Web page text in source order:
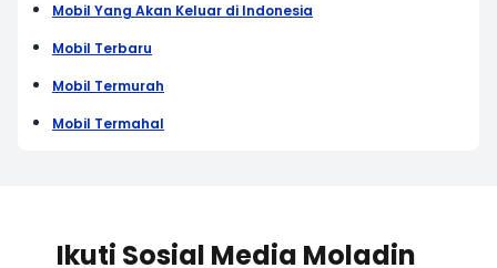
Mobil Yang Akan Keluar di Indonesia
Mobil Terbaru
Mobil Termurah
Mobil Termahal
Ikuti Sosial Media Moladin